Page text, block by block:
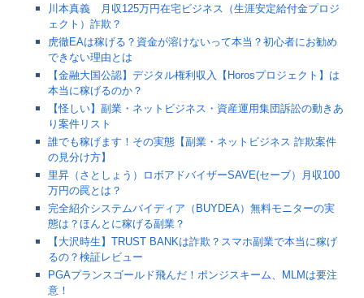
川本真義 月収125万円在宅ビジネス（生涯安定給付金プロジ
ェクト）詐欺？
虎徹EAは稼げる？資金が溶けないって本当？初心者にお勧め
できない理由とは
【金融大国公認】デジタル権利収入【Horosプロジェクト】は
本当に稼げるのか？
【怪しい】副業・ネットビジネス・資産運用集団訴訟の動きあ
り案件リスト
誰でも稼げます！その実態【副業・ネットビジネス 詐欺案件
の見分け方】
里昇（さとしょう）ロボアドバイザーSAVE(セーブ）月収100
万円の罠とは？
完全紹介システムバイディア（BUYDEA）無料モニターの実
態は？ほんとに稼げる副業？
【大沢時生】TRUST BANKは詐欺？スマホ副業で本当に稼げ
るの？検証レビュー
PGAプランスゴールド飛んだ！ポンジスキーム、MLMは要注
意！